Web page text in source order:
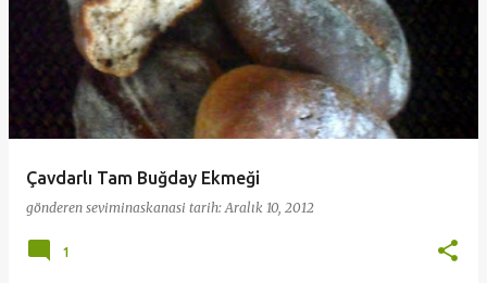
Çavdarlı Tam Buğday Ekmeği
gönderen seviminaskanasi tarih:Aralık 10, 2012
1